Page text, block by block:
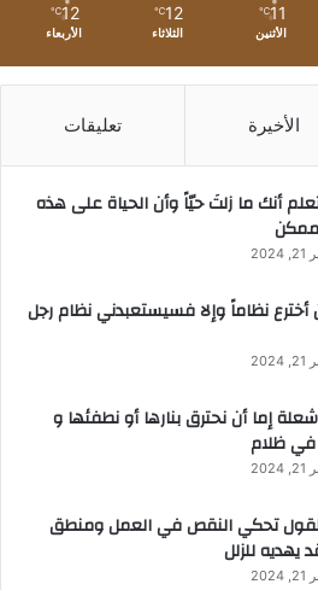
11
℃
الأثنين
12
℃
الثلاثاء
12
℃
الأربعاء
الأخيرة تعليقات
أنك ما زلتَ حيّاً وأن الحياة على هذه
نظاماً وإلا فسيستعبدني نظام رجل
إما أن نحترق بنارها أو نطفئها و
ظلام
تحكي النقص في العمل ومنطق
يهديه للزلل